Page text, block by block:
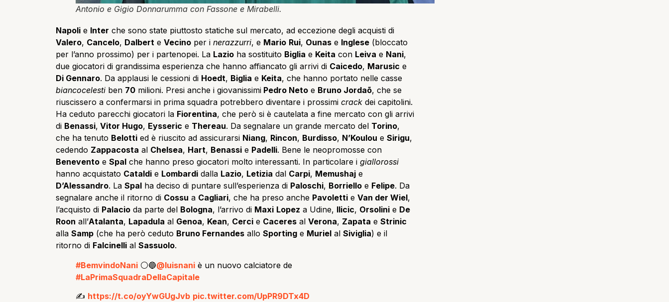
Antonio e Gigio Donnarumma con Fassone e Mirabelli.
Napoli e Inter che sono state piuttosto statiche sul mercato, ad eccezione degli acquisti di
Valero, Cancelo, Dalbert e Vecino per i nerazzurri, e Mario Rui, Ounas e Inglese (bloccato
per l’anno prossimo) per i partenopei. La Lazio ha sostituito Biglia e Keita con Leiva e Nani,
due giocatori di grandissima esperienza che hanno affiancato gli arrivi di Caicedo, Marusic e
Di Gennaro. Da applausi le cessioni di Hoedt, Biglia e Keita, che hanno portato nelle casse
biancocelesti ben 70 milioni. Presi anche i giovanissimi Pedro Neto e Bruno Jordaõ, che se
riuscissero a confermarsi in prima squadra potrebbero diventare i prossimi crack dei capitolini.
Ha ceduto parecchi giocatori la Fiorentina, che però si è cautelata a fine mercato con gli arrivi
di Benassi, Vitor Hugo, Eysseric e Thereau. Da segnalare un grande mercato del Torino,
che ha tenuto Belotti ed è riuscito ad assicurarsi Niang, Rincon, Burdisso, N’Koulou e Sirigu,
cedendo Zappacosta al Chelsea, Hart, Benassi e Padelli. Bene le neopromosse con
Benevento e Spal che hanno preso giocatori molto interessanti. In particolare i giallorossi
hanno acquistato Cataldi e Lombardi dalla Lazio, Letizia dal Carpi, Memushaj e
D’Alessandro. La Spal ha deciso di puntare sull’esperienza di Paloschi, Borriello e Felipe. Da
segnalare anche il ritorno di Cossu a Cagliari, che ha preso anche Pavoletti e Van der Wiel,
l’acquisto di Palacio da parte del Bologna, l’arrivo di Maxi Lopez a Udine, Ilicic, Orsolini e De
Roon all’Atalanta, Lapadula al Genoa, Kean, Cerci e Caceres al Verona, Zapata e Strinic
alla Samp (che ha però ceduto Bruno Fernandes allo Sporting e Muriel al Siviglia) e il
ritorno di Falcinelli al Sassuolo.
#BemvindoNani ⚪️🔵@luisnani è un nuovo calciatore de
#LaPrimaSquadraDellaCapitale
✍️ https://t.co/oyYwGUgJvb pic.twitter.com/UpPR9DTx4D